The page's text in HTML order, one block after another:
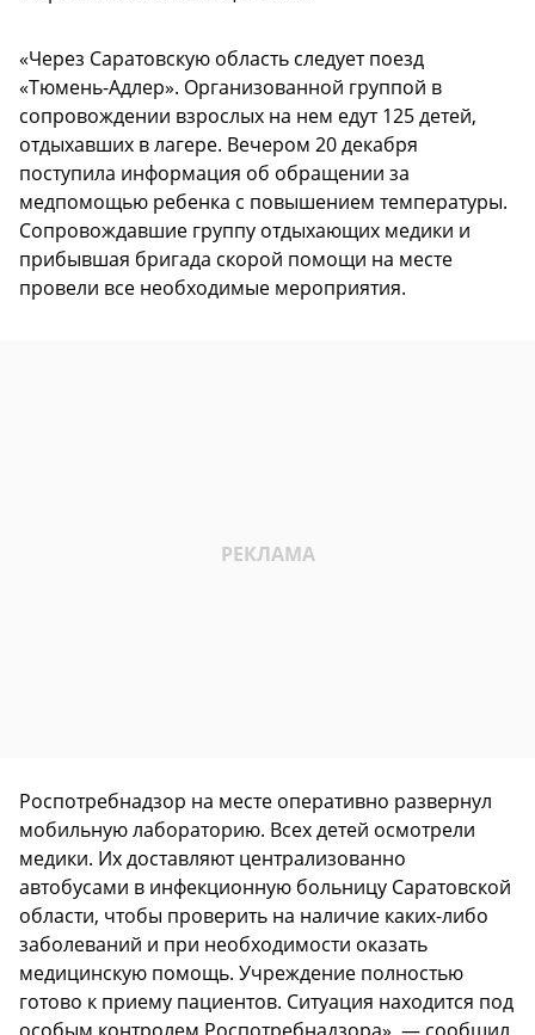
«Через Саратовскую область следует поезд
«Тюмень-Адлер». Организованной группой в
сопровождении взрослых на нем едут 125 детей,
отдыхавших в лагере. Вечером 20 декабря
поступила информация об обращении за
медпомощью ребенка с повышением температуры.
Сопровождавшие группу отдыхающих медики и
прибывшая бригада скорой помощи на месте
провели все необходимые мероприятия.
Роспотребнадзор на месте оперативно развернул
мобильную лабораторию. Всех детей осмотрели
медики. Их доставляют централизованно
автобусами в инфекционную больницу Саратовской
области, чтобы проверить на наличие каких-либо
заболеваний и при необходимости оказать
медицинскую помощь. Учреждение полностью
готово к приему пациентов. Ситуация находится под